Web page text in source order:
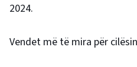
2024.
Vendet më të mira për